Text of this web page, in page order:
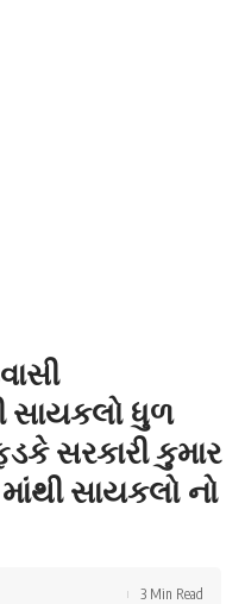
સાયકલો ધુળ
સરકારી કુમાર
સાયકલો નો
3 Min Read